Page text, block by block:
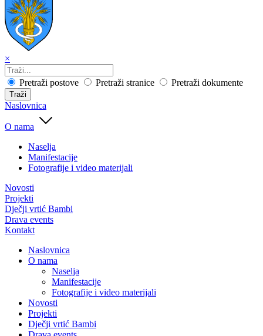
×
Pretraži postove Pretraži stranice Pretraži dokumente
Traži
Naslovnica
O nama
Naselja
Manifestacije
Fotografije i video materijali
Novosti
Projekti
Dječji vrtić Bambi
Drava events
Kontakt
Naslovnica
O nama
Naselja
Manifestacije
Fotografije i video materijali
Novosti
Projekti
Dječji vrtić Bambi